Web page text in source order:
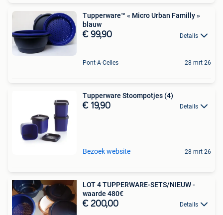
Tupperware™ « Micro Urban Familly »
blauw
€ 99,90 Details
Pont-A-Celles 28 mrt 26
Tupperware Stoompotjes (4)
€ 19,90 Details
Bezoek website 28 mrt 26
LOT 4 TUPPERWARE-SETS/NIEUW -
waarde 480€
€ 200,00 Details